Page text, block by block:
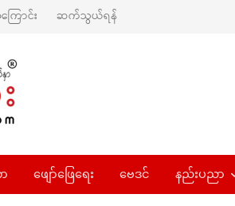
ြောင်း ဆက်သွယ်ရန်
ဖျော်ဖြေရေး ဗေဒင် နည်းပညာ